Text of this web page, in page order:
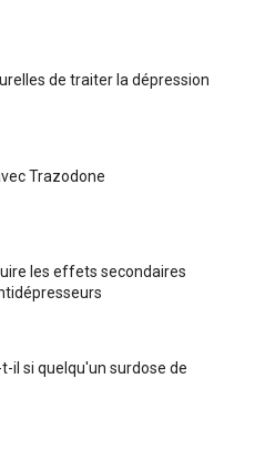
de traiter la dépression
Trazodone
les effets secondaires
il si quelqu'un surdose de